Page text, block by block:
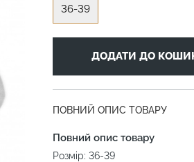
36-39
ДОДАТИ ДО
ПОВНИЙ ОПИС ТОВАРУ
Повний опис товару
Розмір: 36-39